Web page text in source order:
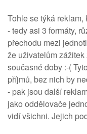
Tohle se týká
- tedy asi 3 formáty,
přechodu mezi
že uživatelům
současné doby :-(
příjmů, bez nich by
- pak jsou další
jako oddělovače
vidí všichni. Jejich